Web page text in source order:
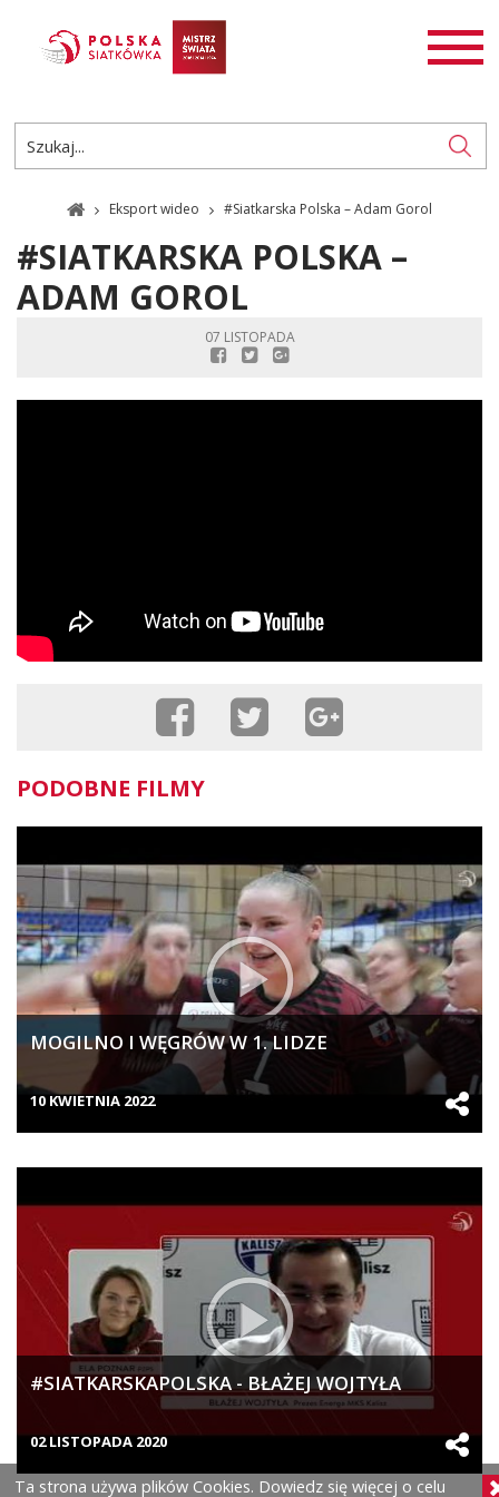
Ta strona używa plików Cookies. Dowiedz się więcej o celu
AKTUALNOŚCI
ROZGRYWKI
PL
EN
Eksport wideo #Siatkarska Polska – Adam Gorol
#SIATKARSKA POLSKA –
ADAM GOROL
07 LISTOPADA
PODOBNE FILMY
MOGILNO I WĘGRÓW W 1. LIDZE
10 KWIETNIA 2022
#SIATKARSKAPOLSKA - BŁAŻEJ WOJTYŁA
02 LISTOPADA 2020